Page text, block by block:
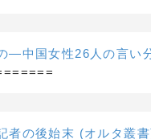
―中国女性26人の言い
者の後始末 (オルタ叢